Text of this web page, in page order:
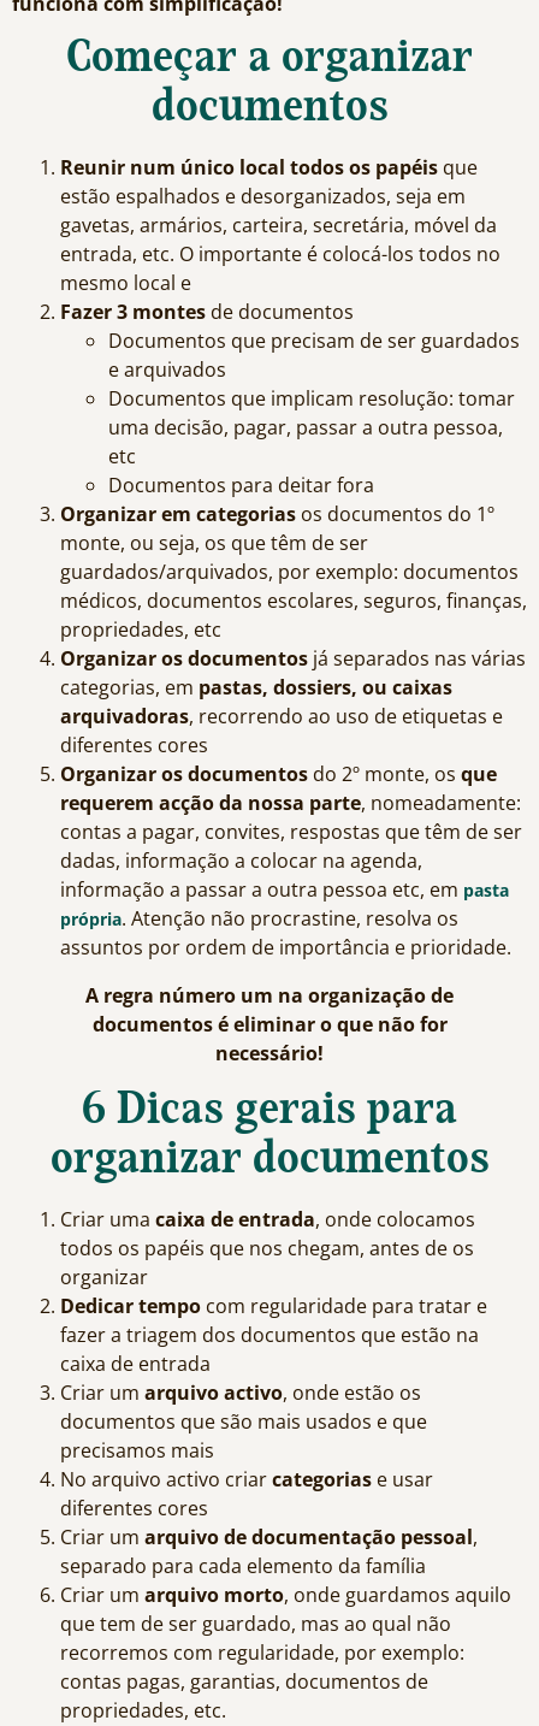
Começar a organizar
documentos
Reunir num único local todos os papéis que
estão espalhados e desorganizados, seja em
gavetas, armários, carteira, secretária, móvel da
entrada, etc. O importante é colocá-los todos no
mesmo local e
Fazer 3 montes de documentos
Documentos que precisam de ser guardados
e arquivados
Documentos que implicam resolução: tomar
uma decisão, pagar, passar a outra pessoa,
etc
Documentos para deitar fora
Organizarem categorias os documentos do 1º
monte, ou seja, os que têm de ser
guardados/arquivados, por exemplo: documentos
médicos, documentos escolares, seguros, finanças,
propriedades, etc
Organizar os documentos já separados nas várias
categorias, em pastas, dossiers, ou caixas
arquivadoras, recorrendo ao uso de etiquetas e
diferentes cores
Organizar os documentos do 2º monte, os que
requerem acção da nossa parte, nomeadamente:
contas a pagar, convites, respostas que têm de ser
dadas, informação a colocar na agenda,
informação a passar a outra pessoa etc, em pasta
própria. Atenção não procrastine, resolva os
assuntos por ordem de importância e prioridade.
A regra número um na organização de
documentos é eliminar o que não for
necessário!
6 Dicas gerais para
organizar documentos
Criar uma caixa de entrada, onde colocamos
todos os papéis que nos chegam, antes de os
organizar
Dedicar tempo com regularidade para tratar e
fazer a triagem dos documentos que estão na
caixa de entrada
Criar um arquivo activo, onde estão os
documentos que são mais usados e que
precisamos mais
No arquivo activo criarcategorias e usar
diferentes cores
Criar um arquivo de documentação pessoal,
separado para cada elemento da família
Criar um arquivo morto, onde guardamos aquilo
que tem de ser guardado, mas ao qual não
recorremos com regularidade, por exemplo:
contas pagas, garantias, documentos de
propriedades, etc.